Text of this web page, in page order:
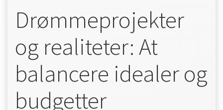
Drømmeprojekter
og realiteter: At
balancere idealer og
budgetter